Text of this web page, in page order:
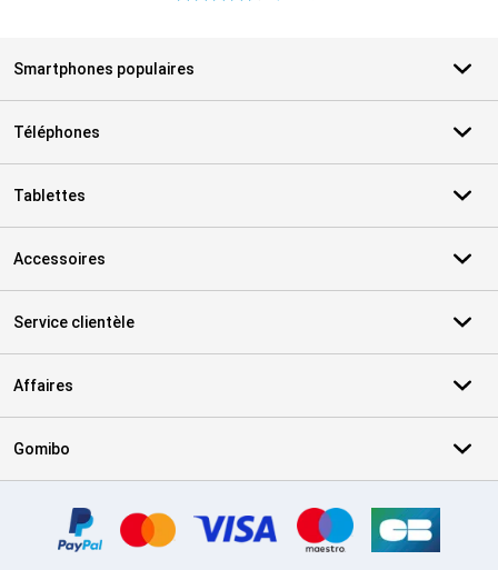
Smartphones populaires
Téléphones
Tablettes
Accessoires
Service clientèle
Affaires
Gomibo